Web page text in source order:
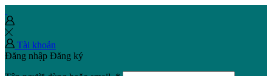
Tài khoản
Đăng nhập Đăng ký